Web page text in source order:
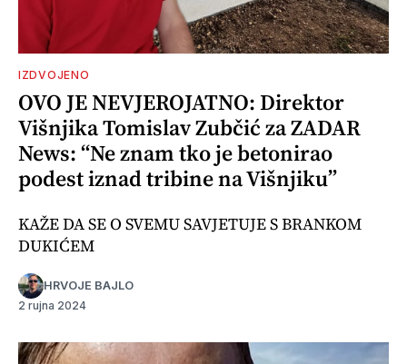
IZDVOJENO
OVO JE NEVJEROJATNO: Direktor
Višnjika Tomislav Zubčić za ZADAR
News: “Ne znam tko je betonirao
podest iznad tribine na Višnjiku”
KAŽE DA SE O SVEMU SAVJETUJE S BRANKOM
DUKIĆEM
HRVOJE BAJLO
2 rujna 2024